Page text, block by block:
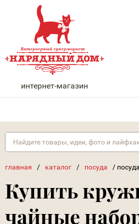
НАРЯДНЫЙ ДОМ
интернет-магазин
главная / каталог / посуда /
Купить
чайные